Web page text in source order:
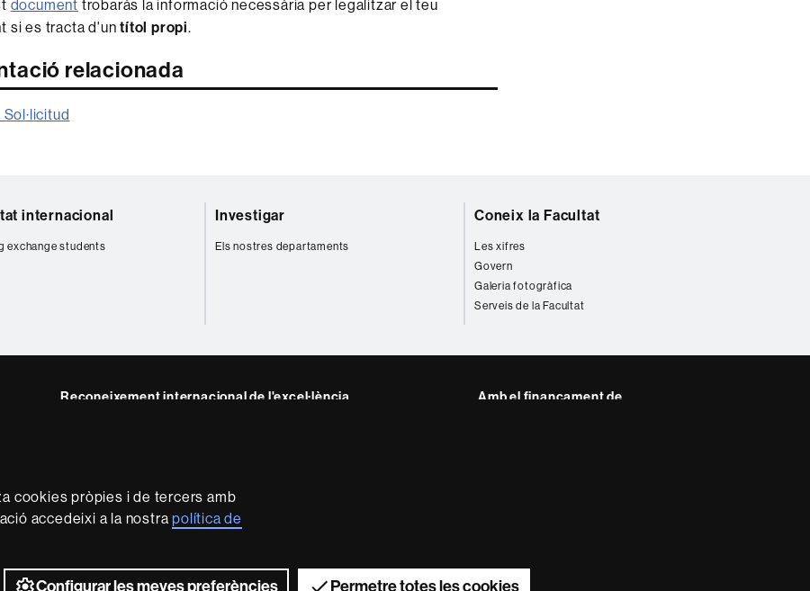
cookies pròpies i de tercers amb
accedeixi a la nostrapolítica de
Configurar les meves preferències Permetre totes les cookies
document trobaràs la informació necessària per legalitzar el teu
si es tracta d'untítol propi.
relacionada
internacional
exchange students
Investigar
Els nostres departaments
Coneix la Facultat
Les xifres
Govern
Galeria fotogràfica
Serveis de la Facultat
Reconeixement internacional de l'excel·lència Amb el finançament de
2026 Universitat Autònoma de Barcelona